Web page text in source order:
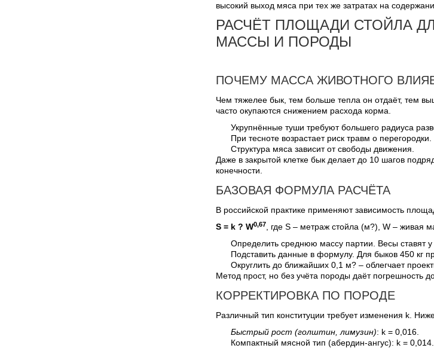
высокий выход мяса при тех же затратах на
РАСЧЁТ ПЛОЩАДИ СТОЙЛА
МАССЫ И ПОРОДЫ
ПОЧЕМУ МАССА ЖИВОТНОГО
Чем тяжелее бык, тем больше тепла он отдаёт, тем
часто окупаются снижением расхода корма.
Укрупнённые туши требуют большего радиуса
При тесноте возрастает риск травм о перегородки.
Структура мяса зависит от свободы движения.
Даже в закрытой клетке бык делает до 10 шагов
конечности.
БАЗОВАЯ ФОРМУЛА РАСЧЁТА
В российской практике применяют зависимость
S = k ? W0,67
, где S – метраж стойла (м?), W – живая
Определить среднюю массу партии. Весы ставят у
Подставить данные в формулу. Для быков 450 кг
Округлить до ближайших 0,1 м? – облегчает
Метод прост, но без учёта породы даёт погрешность
КОРРЕКТИРОВКА ПО ПОРОДЕ
Различный тип конституции требует изменения k.
Быстрый рост (голштин, лимузин): k = 0,016.
Компактный мясной тип (абердин-ангус): k = 0,014.